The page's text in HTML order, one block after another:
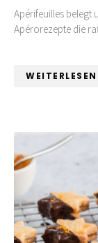
Apérifeuilles belegt
Apérorezepte die
WEITERLESEN